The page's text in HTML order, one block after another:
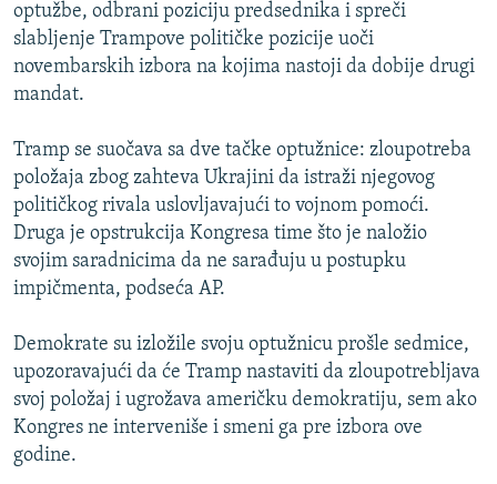
optužbe, odbrani poziciju predsednika i spreči
slabljenje Trampove političke pozicije uoči
novembarskih izbora na kojima nastoji da dobije drugi
mandat.
Tramp se suočava sa dve tačke optužnice: zloupotreba
položaja zbog zahteva Ukrajini da istraži njegovog
političkog rivala uslovljavajući to vojnom pomoći.
Druga je opstrukcija Kongresa time što je naložio
svojim saradnicima da ne sarađuju u postupku
impičmenta, podseća AP.
Demokrate su izložile svoju optužnicu prošle sedmice,
upozoravajući da će Tramp nastaviti da zloupotrebljava
svoj položaj i ugrožava američku demokratiju, sem ako
Kongres ne interveniše i smeni ga pre izbora ove
godine.